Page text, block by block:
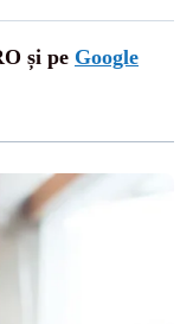
și pe Google